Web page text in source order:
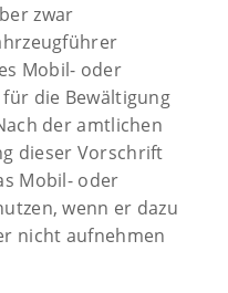
zwar
Mobil- oder
die Bewältigung
der amtlichen
dieser Vorschrift
Mobil- oder
wenn er dazu
nicht aufnehmen